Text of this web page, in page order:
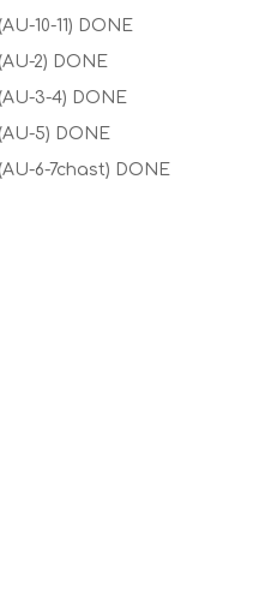
10-11) DONE
2) DONE
3-4) DONE
5) DONE
6-7chast) DONE